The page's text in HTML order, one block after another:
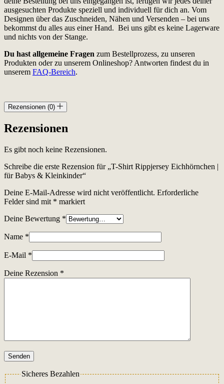
ausgesuchten Produkte speziell und individuell für dich an. Vom
Designen über das Zuschneiden, Nähen und Versenden – bei uns
bekommst du alles aus einer Hand. Bei uns gibt es keine Lagerware
und nichts von der Stange.
Du hast allgemeine Fragen zum Bestellprozess, zu unseren
Produkten oder zu unserem Onlineshop? Antworten findest du in
unserem FAQ-Bereich.
Rezensionen (0)
Rezensionen
Es gibt noch keine Rezensionen.
Schreibe die erste Rezension für „T-Shirt Rippjersey Eichhörnchen |
für Babys & Kleinkinder“
Deine E-Mail-Adresse wird nicht veröffentlicht. Erforderliche
Felder sind mit * markiert
Deine Bewertung *
Name *
E-Mail *
Deine Rezension *
Senden
Sicheres Bezahlen